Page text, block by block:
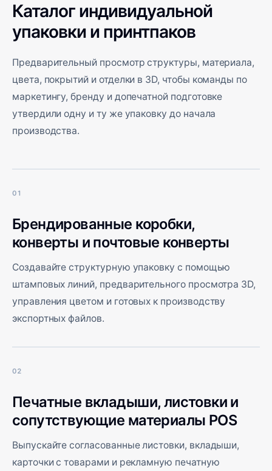
Каталог индивидуальной
упаковки и принтпаков
Предварительный просмотр структуры, материала,
цвета, покрытий и отделки в 3D, чтобы команды по
маркетингу, бренду и допечатной подготовке
утвердили одну и ту же упаковку до начала
производства.
01
Брендированные коробки,
конверты и почтовые конверты
Создавайте структурную упаковку с помощью
штамповых линий, предварительного просмотра 3D,
управления цветом и готовых к производству
экспортных файлов.
02
Печатные вкладыши, листовки и
сопутствующие материалы POS
Выпускайте согласованные листовки, вкладыши,
карточки с товарами и рекламную печатную